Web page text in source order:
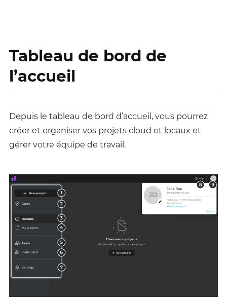
Tableau de bord de
l’accueil
Depuis le tableau de bord d’accueil, vous pourrez
créer et organiser vos projets cloud et locaux et
gérer votre équipe de travail.